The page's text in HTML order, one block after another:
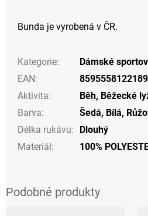
Bunda je vyrobená v ČR.
Kategorie:
Dámské
EAN:
8595558122189
Aktivita: Běh, Běžecké
Barva: Šedá, Bílá,
Délka rukávu:
Dlouhý
Materiál: 100%